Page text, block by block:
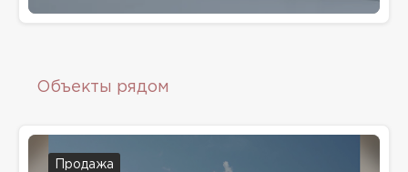
Объекты рядом
Продажа